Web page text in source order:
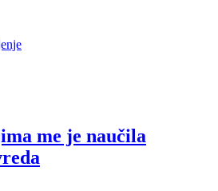
me je naučila